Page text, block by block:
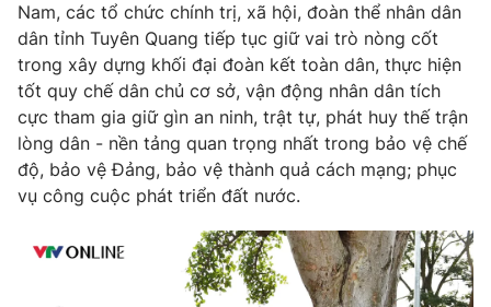
Nam, các tổ chức chính trị, xã hội, đoàn thể nhân dân
dân tỉnh Tuyên Quang tiếp tục giữ vai trò nòng cốt
trong xây dựng khối đại đoàn kết toàn dân, thực hiện
tốt quy chế dân chủ cơ sở, vận động nhân dân tích
cực tham gia giữ gìn an ninh, trật tự, phát huy thế trận
lòng dân - nền tảng quan trọng nhất trong bảo vệ chế
độ, bảo vệ Đảng, bảo vệ thành quả cách mạng; phục
vụ công cuộc phát triển đất nước.